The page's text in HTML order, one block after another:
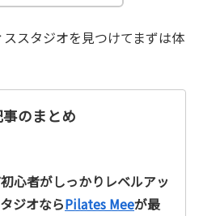
スタジオを見つけてまずは体
事のまとめ
心者がしっかりレベルアッ
ジオならPilates Meeが最